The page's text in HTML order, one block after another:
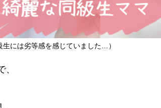
生には劣等感を感じていました…）